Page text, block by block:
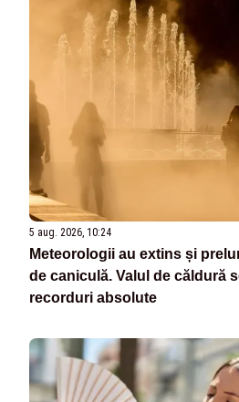
5 aug. 2026, 10:24
Meteorologii au extins și
de caniculă. Valul de căldură
recorduri absolute